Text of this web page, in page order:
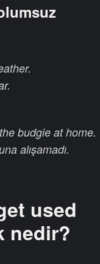
budgie at home.
alışamadı.
used
nedir?